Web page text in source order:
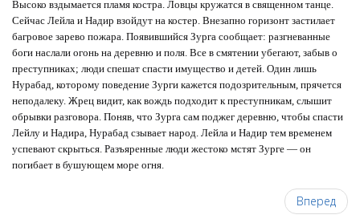
Высоко вздымается пламя костра. Ловцы кружатся в священном танце.
Сейчас Лейла и Надир взойдут на костер. Внезапно горизонт застилает
багровое зарево пожара. Появившийся Зурга сообщает: разгневанные
боги наслали огонь на деревню и поля. Все в смятении убегают, забыв о
преступниках; люди спешат спасти имущество и детей. Один лишь
Нурабад, которому поведение Зурги кажется подозрительным, прячется
неподалеку. Жрец видит, как вождь подходит к преступникам, слышит
обрывки разговора. Поняв, что Зурга сам поджег деревню, чтобы спасти
Лейлу и Надира, Нурабад сзывает народ. Лейла и Надир тем временем
успевают скрыться. Разъяренные люди жестоко мстят Зурге — он
погибает в бушующем море огня.
Вперед